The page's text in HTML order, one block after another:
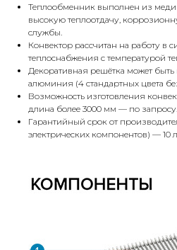
Теплообменник выполнен из
высокую теплоотдачу,
службы.
Конвектор рассчитан на работу в
теплоснабжения с температурой
Декоративная решётка может
алюминия (4 стандартных цвета
Возможность изготовления
длина более 3000 мм — по запросу.
Гарантийный срок от
электрических компонентов) — 10